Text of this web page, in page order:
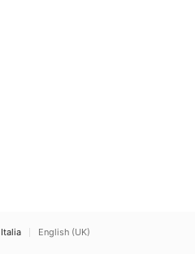
Italia English (UK)